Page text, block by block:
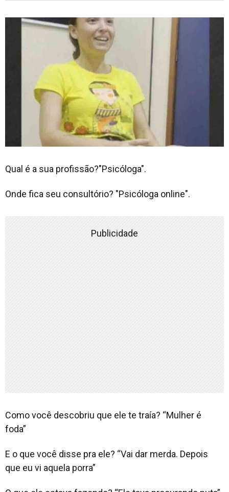
Qual é a sua profissão?"Psicóloga".
Onde fica seu consultório? "Psicóloga online".
Publicidade
Como você descobriu que ele te traía? “Mulher é
foda”
E o que você disse pra ele? “Vai dar merda. Depois
que eu vi aquela porra”